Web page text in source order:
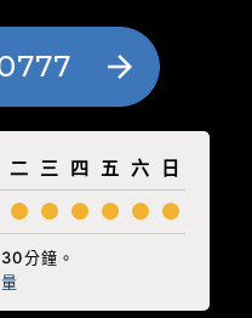
二 三 四 五 六
日
分鐘。